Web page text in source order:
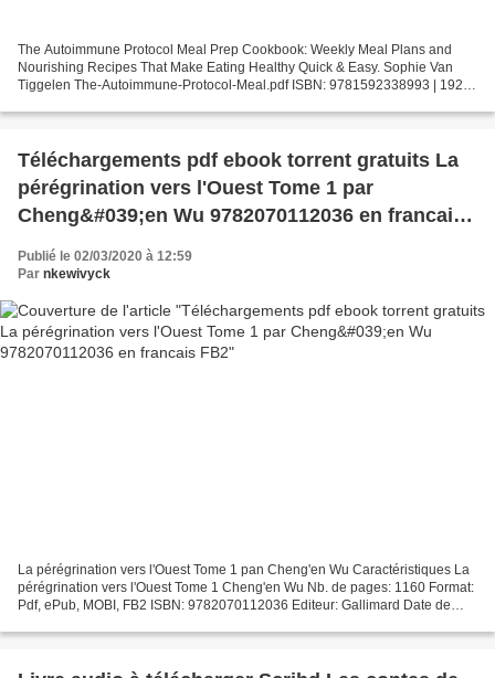
The Autoimmune Protocol Meal Prep Cookbook: Weekly Meal Plans and
Nourishing Recipes That Make Eating Healthy Quick & Easy. Sophie Van
Tiggelen The-Autoimmune-Protocol-Meal.pdf ISBN: 9781592338993 | 192
Téléchargements pdf ebook torrent gratuits La
pérégrination vers l'Ouest Tome 1 par
Cheng&#039;en Wu 9782070112036 en francais
FB2
Publié le 02/03/2020 à 12:59
Par nkewivyck
La pérégrination vers l'Ouest Tome 1 pan Cheng'en Wu Caractéristiques La
pérégrination vers l'Ouest Tome 1 Cheng'en Wu Nb. de pages: 1160 Format:
Pdf, ePub, MOBI, FB2 ISBN: 9782070112036 Editeur: Gallimard Date de